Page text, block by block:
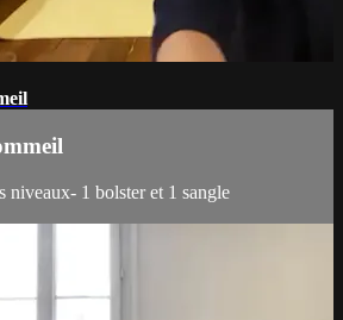
niveaux- 1 bolster et 1 sangle